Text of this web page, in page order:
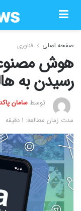
صفحه اصلی فناوری
هوش
رسیدن به
توسطسامان
مدت زمان مطالعه: 1 دقیقه